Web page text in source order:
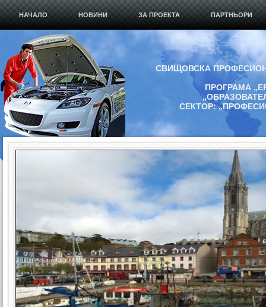
НАЧАЛО НОВИНИ ЗА ПРОЕКТА ПАРТНЬОРИ
СВИЩОВСКА
ПРОГРАМА
СЕКТОР: